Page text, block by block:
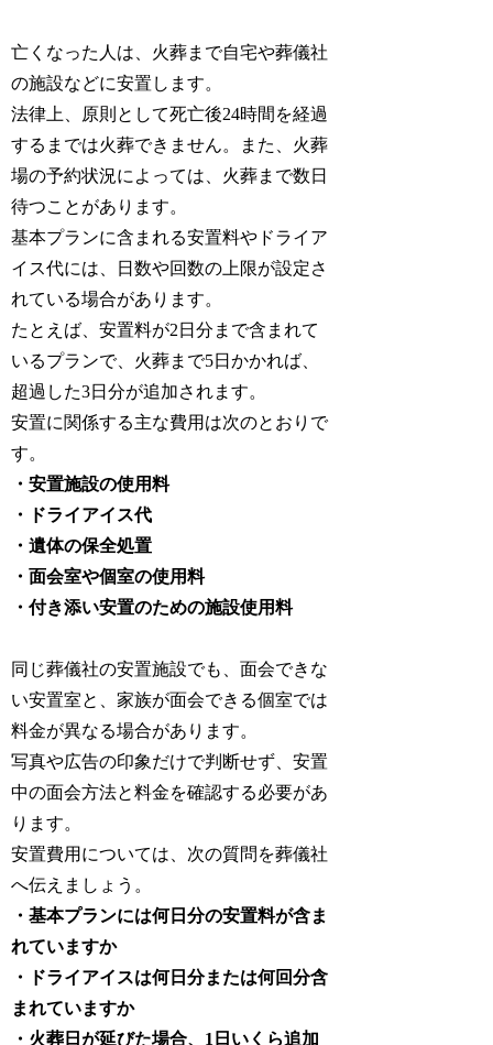
亡くなった人は、火葬まで自宅や葬儀社
の施設などに安置します。
法律上、原則として死亡後24時間を経過
するまでは火葬できません。また、火葬
場の予約状況によっては、火葬まで数日
待つことがあります。
基本プランに含まれる安置料やドライア
イス代には、日数や回数の上限が設定さ
れている場合があります。
たとえば、安置料が2日分まで含まれて
いるプランで、火葬まで5日かかれば、
超過した3日分が追加されます。
安置に関係する主な費用は次のとおりで
す。
・安置施設の使用料
・ドライアイス代
・遺体の保全処置
・面会室や個室の使用料
・付き添い安置のための施設使用料
同じ葬儀社の安置施設でも、面会できな
い安置室と、家族が面会できる個室では
料金が異なる場合があります。
写真や広告の印象だけで判断せず、安置
中の面会方法と料金を確認する必要があ
ります。
安置費用については、次の質問を葬儀社
へ伝えましょう。
・基本プランには何日分の安置料が含ま
れていますか
・ドライアイスは何日分または何回分含
まれていますか
・火葬日が延びた場合、1日いくら追加